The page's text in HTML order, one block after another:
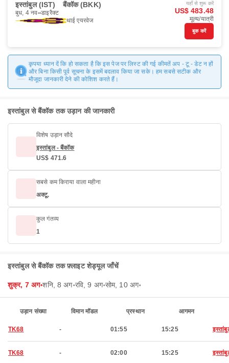
इस्तांबुल (IST) बैंकॉक (BKK)
बुध, 4 नव॰ डाइरैक्ट
थाई एयरवेज
यहाँ से शुरू करें
US$ 483.48
मूल्य/यात्री
बुक करें
कृपया ध्यान दें कि हो सकता है कि इस पेज पर लिस्ट की गई कीमतें अप - टू - डेट न हों
और बिना किसी पूर्व सूचना के इसमें बदलाव किया जा सके। हम सबसे सटीक और
मौजूदा जानकारी देने की कोशिश करते हैं।
इस्तांबुल से बैंकॉक तक उड़ान की जानकारी
विशेष उड़ान सौदे
इस्तांबुल - बैंकॉक
US$ 471.6
सबसे कम किराया वाला महीना
अक्टू.
कुल गंतव्य
1
इस्तांबुल से बैंकॉक तक फ़्लाइट शेड्यूल जाँचें
शुक्र, 7 अग॰शनि, 8 अग॰रवि, 9 अग॰सोम, 10 अग॰
उड़ान संख्या विमान मॉडल प्रस्थान आगमन
TK68 - 01:55 15:25
TK68 - 02:00 15:25